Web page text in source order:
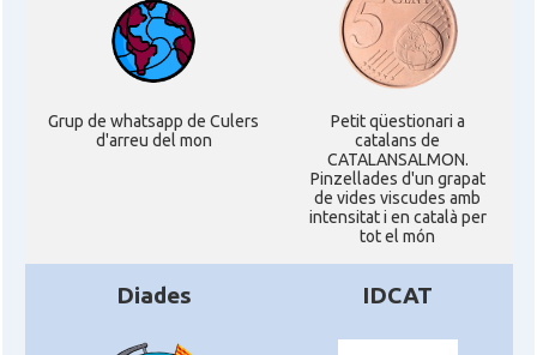
Grup de whatsapp de Culers
d'arreu del mon
Petit qüestionari a
catalans de
CATALANSALMON.
Pinzellades d'un grapat
de vides viscudes amb
intensitat i en català per
tot el món
Diades IDCAT